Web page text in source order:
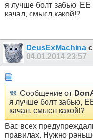
я лучше болт забью, ЕЕ
качал, смысл какой!?
DeusExMachina
04.01.201423:57
Сообщение от
я лучше болт забью,
качал, смысл какой!?
Вас всех
правилах. Нужно